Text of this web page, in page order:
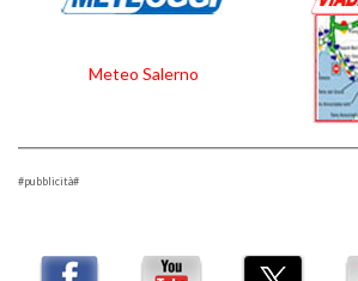
Meteo Salerno
#pubblicità#